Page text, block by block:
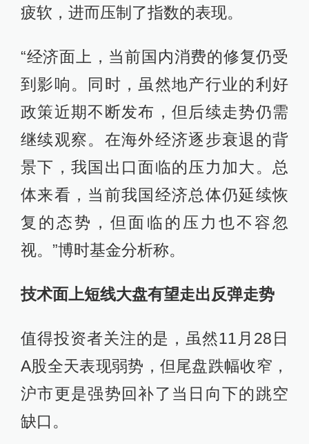
疲软，进而压制了指数的表现。
“经济面上，当前国内消费的修复仍受
到影响。同时，虽然地产行业的利好
政策近期不断发布，但后续走势仍需
继续观察。在海外经济逐步衰退的背
景下，我国出口面临的压力加大。总
体来看，当前我国经济总体仍延续恢
复的态势，但面临的压力也不容忽
视。”博时基金分析称。
技术面上短线大盘有望走出反弹走势
值得投资者关注的是，虽然11月28日
A股全天表现弱势，但尾盘跌幅收窄，
沪市更是强势回补了当日向下的跳空
缺口。